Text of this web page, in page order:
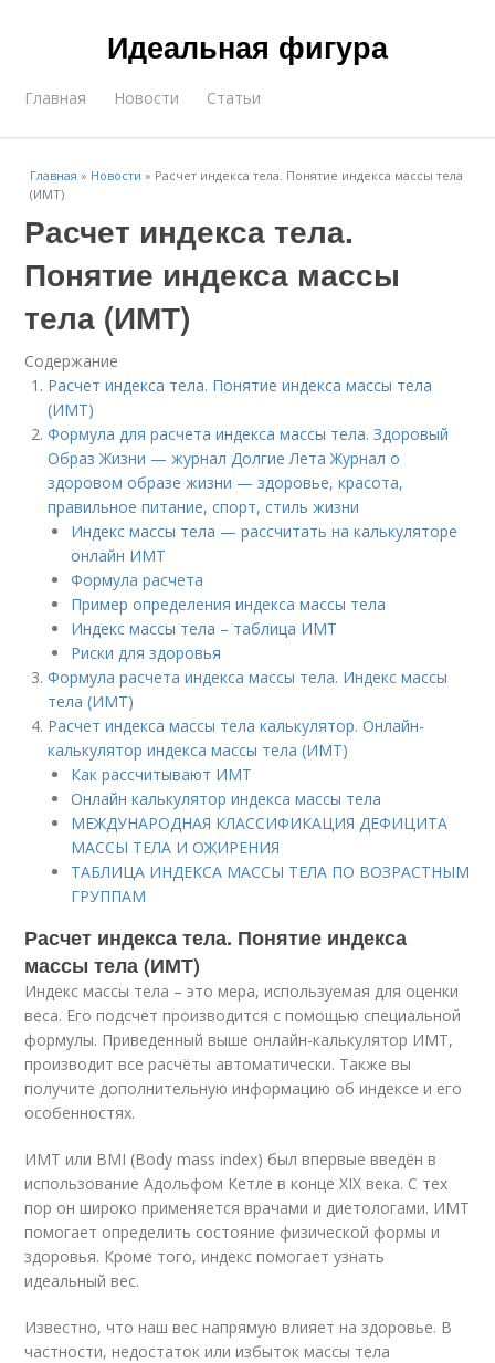
Идеальная фигура
Главная Новости Статьи
Главная » Новости » Расчет индекса тела. Понятие индекса массы тела
(ИМТ)
Расчет индекса тела.
Понятие индекса массы
тела (ИМТ)
Содержание
Расчет индекса тела. Понятие индекса массы тела
(ИМТ)
Формула для расчета индекса массы тела. Здоровый
Образ Жизни — журнал Долгие Лета Журнал о
здоровом образе жизни — здоровье, красота,
правильное питание, спорт, стиль жизни
Индекс массы тела — рассчитать на калькуляторе
онлайн ИМТ
Формула расчета
Пример определения индекса массы тела
Индекс массы тела – таблица ИМТ
Риски для здоровья
Формула расчета индекса массы тела. Индекс массы
тела (ИМТ)
Расчет индекса массы тела калькулятор. Онлайн-
калькулятор индекса массы тела (ИМТ)
Как рассчитывают ИМТ
Онлайн калькулятор индекса массы тела
МЕЖДУНАРОДНАЯ КЛАССИФИКАЦИЯ ДЕФИЦИТА
МАССЫ ТЕЛА И ОЖИРЕНИЯ
ТАБЛИЦА ИНДЕКСА МАССЫ ТЕЛА ПО ВОЗРАСТНЫМ
ГРУППАМ
Расчет индекса тела. Понятие индекса
массы тела (ИМТ)
Индекс массы тела – это мера, используемая для оценки
веса. Его подсчет производится с помощью специальной
формулы. Приведенный выше онлайн-калькулятор ИМТ,
производит все расчёты автоматически. Также вы
получите дополнительную информацию об индексе и его
особенностях.
ИМТ или BMI (Body mass index) был впервые введён в
использование Адольфом Кетле в конце XIX века. С тех
пор он широко применяется врачами и диетологами. ИМТ
помогает определить состояние физической формы и
здоровья. Кроме того, индекс помогает узнать
идеальный вес.
Известно, что наш вес напрямую влияет на здоровье. В
частности, недостаток или избыток массы тела